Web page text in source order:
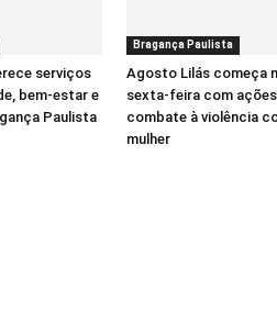
serviços
bem-estar e
Paulista
Bragança Paulista
Agosto Lilás começa
sexta-feira com
combate à violência
mulher